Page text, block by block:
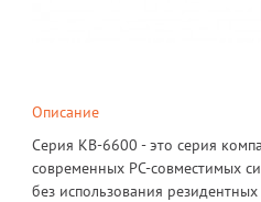
Описание
Серия KB-6600 - это серия
современных PC-совместимых
без использования